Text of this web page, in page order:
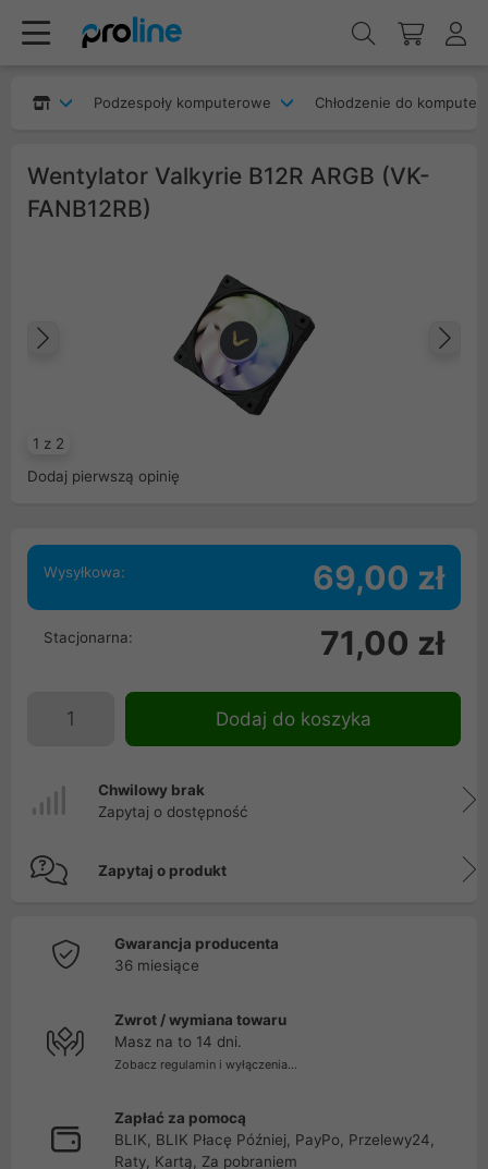
Podzespoły komputerowe Chłodzenie do
Wentylator Valkyrie B12R ARGB (VK-
FANB12RB)
1 z 2
Poprzedni
Dodaj pierwszą opinię
Wysyłkowa: 69,00 zł
Stacjonarna: 71,00 zł
Dodaj do koszyka
Chwilowy brak
Zapytaj o dostępność
Zapytaj o produkt
Gwarancja producenta
36 miesiące
Zwrot / wymiana towaru
Masz na to 14 dni.
Zobacz regulamin i wyłączenia...
Zapłać za pomocą
BLIK, BLIK Płacę Później, PayPo, Przelewy24,
Raty, Kartą, Za pobraniem